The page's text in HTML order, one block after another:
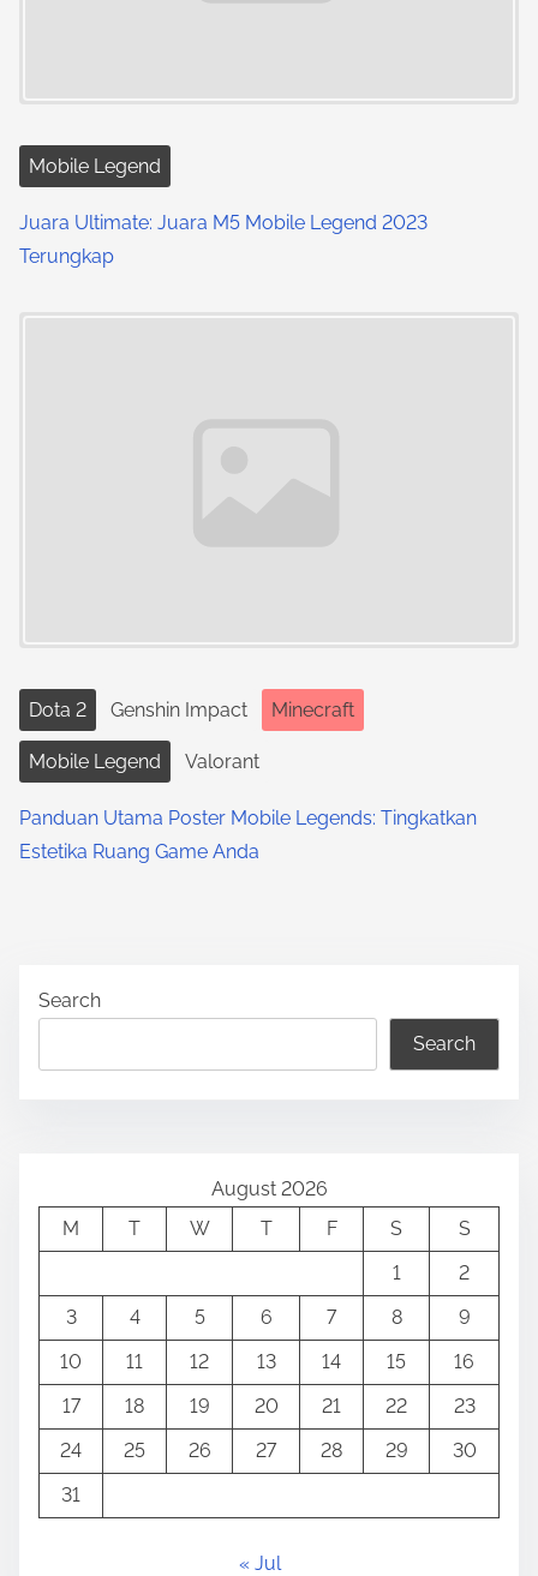
Mobile Legend
Juara Ultimate: Juara M5 Mobile Legend 2023
Terungkap
Dota 2 Genshin Impact Minecraft
Mobile Legend Valorant
Panduan Utama Poster Mobile Legends: Tingkatkan
Estetika Ruang Game Anda
Search
Search
August 2026
M
T W T F S
S
1
2
3
4 5 6 7 8
9
10
11 12 13 14 15
16
17
18 19 20 21 22
23
24
25 26 27 28 29
30
31
« Jul